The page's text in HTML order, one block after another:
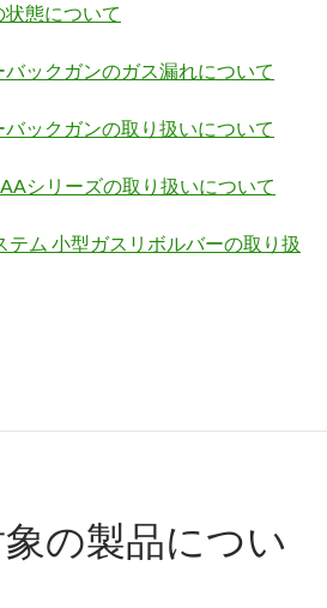
態について
ックガンのガス漏れについて
ックガンの取り扱いについて
シリーズの取り扱いについて
テム 小型ガスリボルバーの取り扱
問
の製品につい